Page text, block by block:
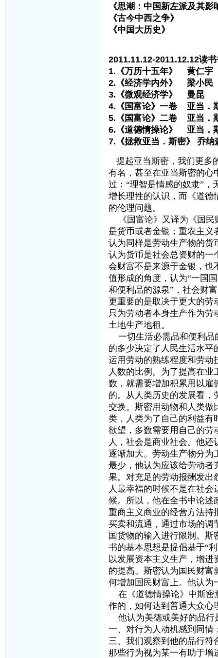
《思潮：中国新左派及其
《古今中西之争
《中国大历史》
2011.11.12-2011.12.12读
1.《万历十五年》 黄仁宇
2.《经济学内外》 梁小民
3.《微观经济学》 曼昆
4.《国富论》一卷 亚当．
5.《国富论》二卷 亚当．
6.《道德情操论》 亚当．
7.《拯救亚当．斯密》 乔纳
提起亚当斯密，我们更多
有名，甚至在亚当斯密的心
过：“理智是情感的奴隶”
增长理性的认识，而《道德
的伦理问题。
《国富论》又译为《国民
是货币或者金银；重农主义
认为同样是劳动生产物的货
认为货币是社会总资财的一
会财富不是来源于金银，也
值形成的角度，认为“一国
和便利品的源泉”，社会财
更重要的是取决于更大的劳
只为劳动者本身生产作为
土地生产地租。
一切生活必需品和便利品
的多少决定了人民生活水平
运用劳动的熟练程度和劳动
人数的比例。为了提高在
数，就需要增加积累用以雇
的。从人类历史的发展看，
交换。斯密用动物和人类做
类，人类为了自己的利益有
欲望，多数需要用自己的劳
人，社会是商业社会。他
逐渐加大。劳动生产物分为
最少，他认为应该给劳动者
果。对充足的劳动报酬发出
人最幸福的时候不是在社
候。所以，他在全书中论述
重商主义商业的经营方法持
买卖和流通，通过市场的调
国货物的输入进行限制。斯
书的基本思想是提倡基于“
以发展资本主义生产，增
的提高。斯密认为国民财富
何增加国民财富上。他认为
在《道德情操论》中斯密
作的，如何达到普通大众心
他认为美德或美好的品行
一、对行为人动机感到同情
三、我们观察到他的品行符
那些行为视为某一有助于增